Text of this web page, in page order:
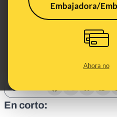
Embajadora/
Ahora no
En corto: